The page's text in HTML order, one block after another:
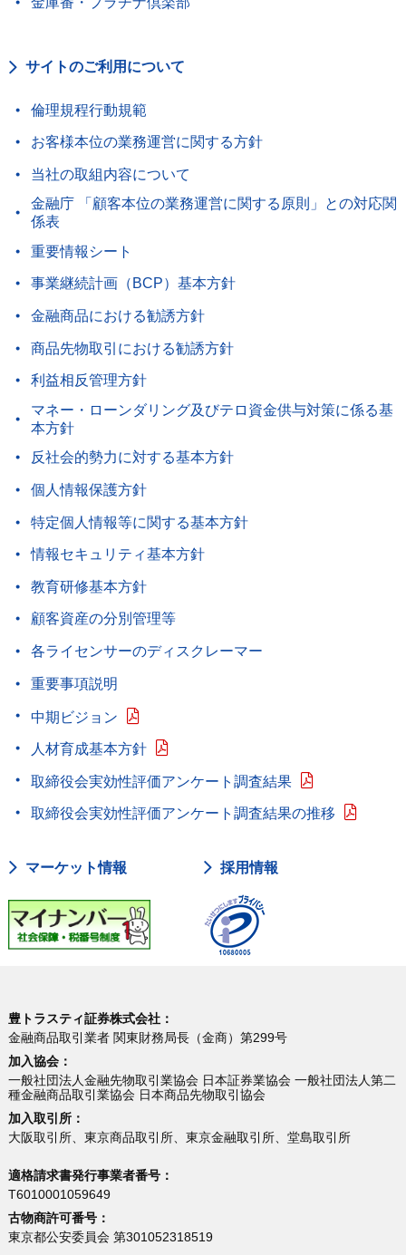
サイトのご利用について
倫理規程行動規範
お客様本位の業務運営に関する方針
当社の取組内容について
金融庁 「顧客本位の業務運営に関する原則」との対応関
係表
重要情報シート
事業継続計画（BCP）基本方針
金融商品における勧誘方針
商品先物取引における勧誘方針
利益相反管理方針
マネー・ローンダリング及びテロ資金供与対策に係る基
本方針
反社会的勢力に対する基本方針
個人情報保護方針
特定個人情報等に関する基本方針
情報セキュリティ基本方針
教育研修基本方針
顧客資産の分別管理等
各ライセンサーのディスクレーマー
重要事項説明
中期ビジョン
人材育成基本方針
取締役会実効性評価アンケート調査結果
取締役会実効性評価アンケート調査結果の推移
マーケット情報 採用情報
豊トラスティ証券株式会社：
金融商品取引業者 関東財務局長（金商）第299号
加入協会：
一般社団法人金融先物取引業協会 日本証券業協会 一般社団法人第二
種金融商品取引業協会 日本商品先物取引協会
加入取引所：
大阪取引所、東京商品取引所、東京金融取引所、堂島取引所
適格請求書発行事業者番号：
T6010001059649
古物商許可番号：
東京都公安委員会 第301052318519